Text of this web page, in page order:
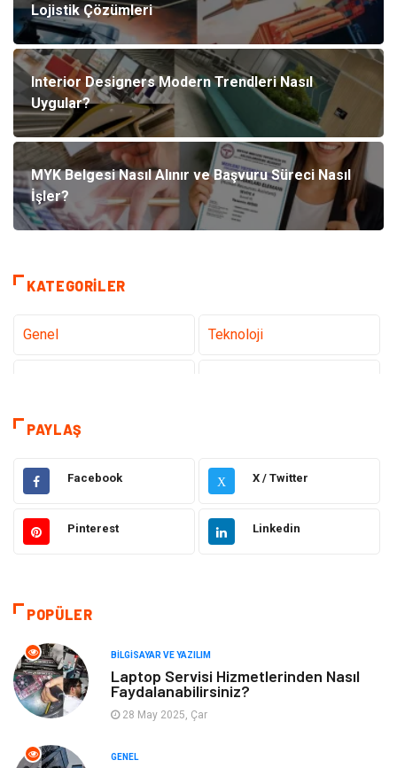
Lojistik Çözümleri
Interior Designers Modern Trendleri Nasıl
Uygular?
MYK Belgesi Nasıl Alınır ve Başvuru Süreci Nasıl
İşler?
KATEGORILER
Genel Teknoloji
Dekorasyon
Elektrik Elektronik Ulaşım ve Taşımacılık
Gıda Eğitim & Kariyer
Hukuk
Giyim Turizm
Otomotiv Eğitim Kurumları
Yapı İnşaat
PAYLAŞ
Facebook X X / Twitter
Pinterest Linkedin
POPÜLER
BILGISAYAR VE YAZILIM
Laptop Servisi Hizmetlerinden Nasıl
Faydalanabilirsiniz?
28 May 2025, Çar
GENEL